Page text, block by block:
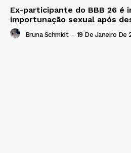
Ex-participante do BBB 26 é
importunação sexual após
Bruna Schmidt - 19 De Janeiro De